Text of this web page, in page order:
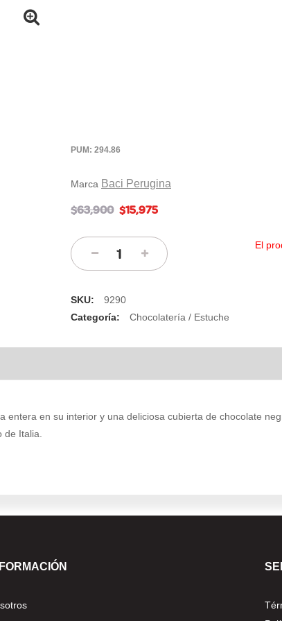
PUM: 294.86
Marca Baci Perugina
$63,900 $15,975
El
SKU:
9290
Categoría:
Chocolatería / Estuche
entera en su interior y una deliciosa cubierta de chocolate
de Italia.